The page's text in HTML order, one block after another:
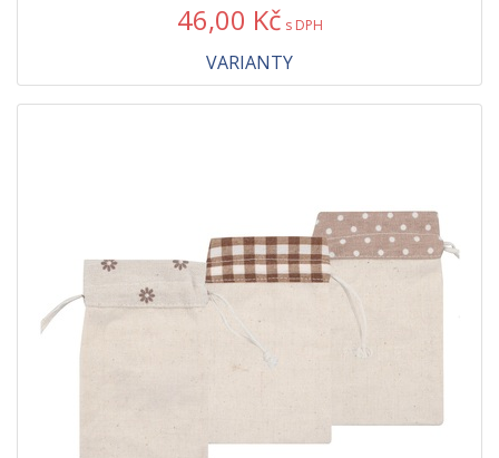
46,00 Kč s DPH
VARIANTY